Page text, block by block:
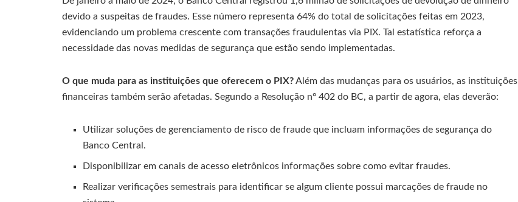
devido a suspeitas de fraudes. Esse número representa 64% do total de solicitações feitas em 2023,
evidenciando um problema crescente com transações fraudulentas via PIX. Tal estatística reforça a
necessidade das novas medidas de segurança que estão sendo implementadas.
O que muda para as instituições que oferecem o PIX?Além das mudanças para os usuários, as instituições
financeiras também serão afetadas. Segundo a Resolução nº 402 do BC, a partir de agora, elas deverão:
Utilizar soluções de gerenciamento de risco de fraude que incluam informações de segurança do
Banco Central.
Disponibilizar em canais de acesso eletrônicos informações sobre como evitar fraudes.
Realizar verificações semestrais para identificar se algum cliente possui marcações de fraude no